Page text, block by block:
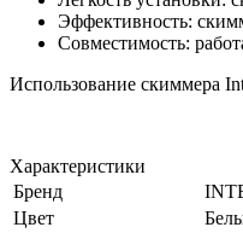
Эффективность:
Совместимость:
Использование скиммера
Характеристики
Бренд
Цвет